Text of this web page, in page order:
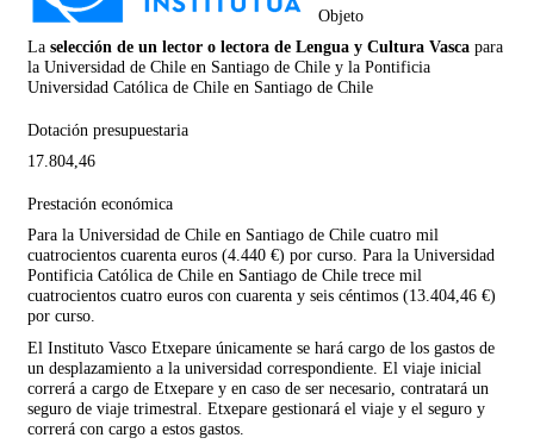
Objeto
La selección de un lector o lectora de Lengua y Cultura Vasca para
la Universidad de Chile en Santiago de Chile y la Pontificia
Universidad Católica de Chile en Santiago de Chile
Dotación presupuestaria
17.804,46
Prestación económica
Para la Universidad de Chile en Santiago de Chile cuatro mil
cuatrocientos cuarenta euros (4.440 €) por curso. Para la Universidad
Pontificia Católica de Chile en Santiago de Chile trece mil
cuatrocientos cuatro euros con cuarenta y seis céntimos (13.404,46 €)
por curso.
El Instituto Vasco Etxepare únicamente se hará cargo de los gastos de
un desplazamiento a la universidad correspondiente. El viaje inicial
correrá a cargo de Etxepare y en caso de ser necesario, contratará un
seguro de viaje trimestral. Etxepare gestionará el viaje y el seguro y
correrá con cargo a estos gastos.